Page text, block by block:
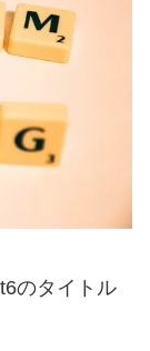
のタイトル